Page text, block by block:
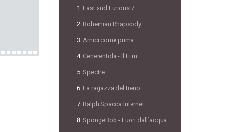
Fast and Furious 7
Bohemian Rhapsody
Amici come prima
Cenerentola - Il Film
Spectre
La ragazza del treno
Ralph Spacca Internet
SpongeBob - Fuori dall´acqua